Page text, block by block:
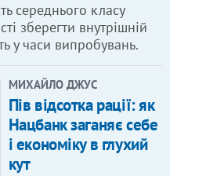
середнього класу
зберегти внутрішній
у часи випробувань.
МИХАЙЛО ДЖУС
Пів відсотка рації: як
Нацбанк заганяє себе
і економіку в глухий
кут